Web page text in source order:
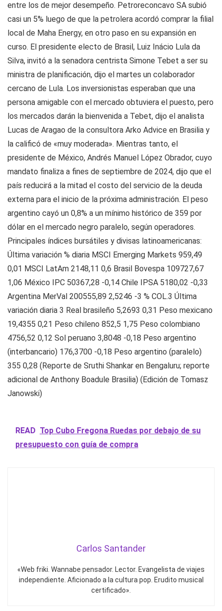
entre los de mejor desempeño. Petroreconcavo SA subió
casi un 5% luego de que la petrolera acordó comprar la filial
local de Maha Energy, en otro paso en su expansión en
curso. El presidente electo de Brasil, Luiz Inácio Lula da
Silva, invitó a la senadora centrista Simone Tebet a ser su
ministra de planificación, dijo el martes un colaborador
cercano de Lula. Los inversionistas esperaban que una
persona amigable con el mercado obtuviera el puesto, pero
los mercados darán la bienvenida a Tebet, dijo el analista
Lucas de Aragao de la consultora Arko Advice en Brasilia y
la calificó de «muy moderada». Mientras tanto, el
presidente de México, Andrés Manuel López Obrador, cuyo
mandato finaliza a fines de septiembre de 2024, dijo que el
país reducirá a la mitad el costo del servicio de la deuda
externa para el inicio de la próxima administración. El peso
argentino cayó un 0,8% a un mínimo histórico de 359 por
dólar en el mercado negro paralelo, según operadores.
Principales índices bursátiles y divisas latinoamericanas:
Última variación % diaria MSCI Emerging Markets 959,49
0,01 MSCI LatAm 2148,11 0,6 Brasil Bovespa 109727,67
1,06 México IPC 50367,28 -0,14 Chile IPSA 5180,02 -0,33
Argentina MerVal 200555,89 2,5246 -3 % COL.3 Última
variación diaria 3 Real brasileño 5,2693 0,31 Peso mexicano
19,4355 0,21 Peso chileno 852,5 1,75 Peso colombiano
4756,52 0,12 Sol peruano 3,8048 -0,18 Peso argentino
(interbancario) 176,3700 -0,18 Peso argentino (paralelo)
355 0,28 (Reporte de Sruthi Shankar en Bengaluru; reporte
adicional de Anthony Boadule Brasilia) (Edición de Tomasz
Janowski)
READ Top Cubo Fregona Ruedas por debajo de su
presupuesto con guía de compra
Carlos Santander
«Web friki. Wannabe pensador. Lector. Evangelista de viajes
independiente. Aficionado a la cultura pop. Erudito musical
certificado».